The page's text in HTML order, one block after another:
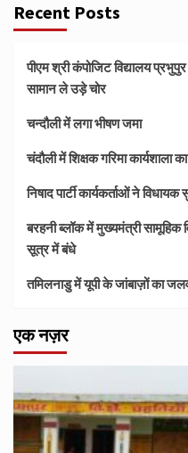
Recent Posts
पीएम श्री कंपोजिट विद्यालय
सामान ले उड़े चोर
चन्दौली में लगा भीषण जमा
चंदौली में शिक्षक गरिमा कार्यशाला
निषाद पार्टी कार्यकर्ताओं ने
बरहनी ब्लॉक में मुख्यमंत्री सामूहिक
सूत्र में बंधे
तमिलनाडु में यूपी के जांबाज़ों का
एक नज़र